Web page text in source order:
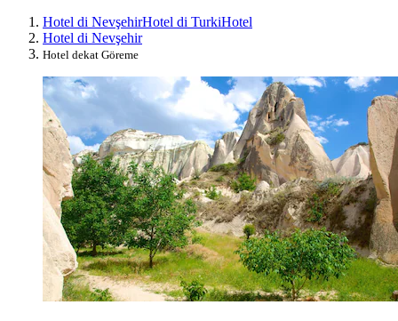
Hotel di NevşehirHotel di TurkiHotel
Hotel di Nevşehir
Hotel dekat Göreme